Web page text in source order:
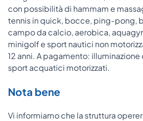
con possibilità di hammam e
tennis in quick, bocce, ping-pong,
campo da calcio, aerobica,
minigolf e sport nautici non
12 anni. A pagamento:
sport acquatici motorizzati.
Nota bene
Vi informiamo che la struttura